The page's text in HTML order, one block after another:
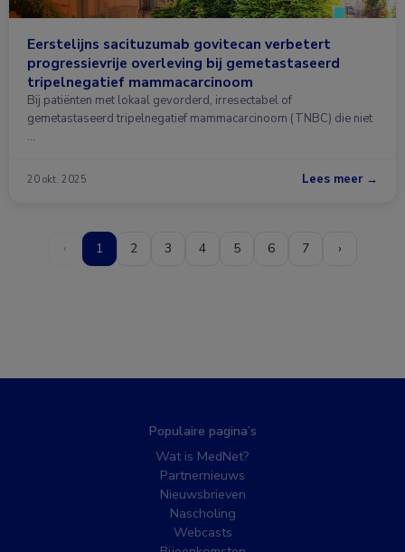
Eerstelijns sacituzumab govitecan verbetert
progressievrije overleving bij gemetastaseerd
tripelnegatief mammacarcinoom
Bij patiënten met lokaal gevorderd, irresectabel of
gemetastaseerd tripelnegatief mammacarcinoom (TNBC) die niet
…
20 okt. 2025 Lees meer →
‹ 1 2 3 4 5 6 7 ›
Populaire pagina’s
Wat is MedNet?
Partnernieuws
Nieuwsbrieven
Nascholing
Webcasts